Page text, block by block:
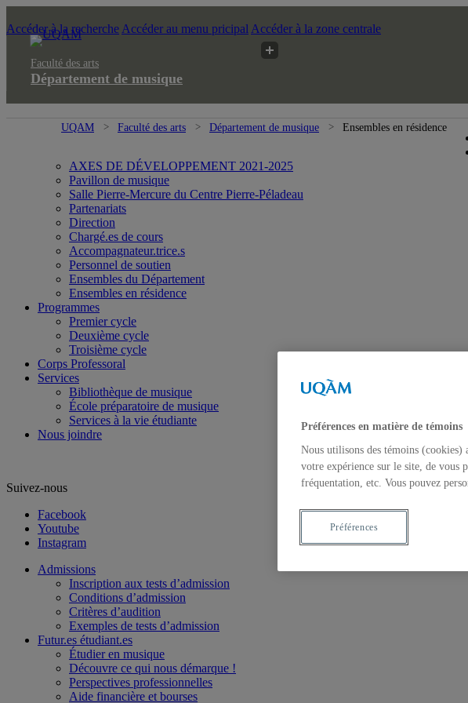
Accéder à la recherche Accéder au menu pricipal Accéder à la zone centrale
Faculté des arts
Département de musique
UQAM Faculté des arts Département de musique Ensembles en résidence
AXES DE DÉVELOPPEMENT 2021-2025
Pavillon de musique
Salle Pierre-Mercure du Centre Pierre-Péladeau
Partenariats
Direction
Chargé.es de cours
Accompagnateur.trice.s
Personnel de soutien
Ensembles du Département
Ensembles en résidence
Programmes
Premier cycle
Deuxième cycle
Troisième cycle
Corps Professoral
Services
Bibliothèque de musique
École préparatoire de musique
Services à la vie étudiante
Nous joindre
Suivez-nous
Facebook
Youtube
Instagram
Admissions
Inscription aux tests d’admission
Conditions d’admission
Critères d’audition
Exemples de tests d’admission
Futur.es étudiant.es
Étudier en musique
Découvre ce qui nous démarque !
Perspectives professionnelles
Aide financière et bourses
Préférences en matière de témoins
Nous utilisons des témoins
votre expérience sur le site, de vous
fréquentation, etc. Vous pouvez
Préférences